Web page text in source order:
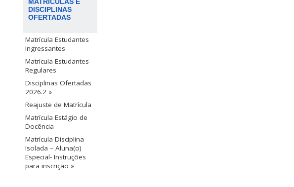
MATRÍCULAS E
DISCIPLINAS
OFERTADAS
Matrícula Estudantes
Ingressantes
Matrícula Estudantes
Regulares
Disciplinas Ofertadas
2026.2 »
Reajuste de Matrícula
Matrícula Estágio de
Docência
Matrícula Disciplina
Isolada – Aluna(o)
Especial- Instruções
para inscrição »